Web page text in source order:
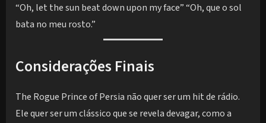
“Oh, let the sun beat down upon my face” “Oh, que o sol
bata no meu rosto.”
Considerações Finais
The Rogue Prince of Persia não quer ser um hit de rádio.
Ele quer ser um clássico que se revela devagar, como a